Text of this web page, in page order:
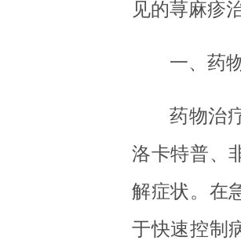
见的荨麻疹
一、药
药物治
洛卡特普、
解症状。在
于快速控制